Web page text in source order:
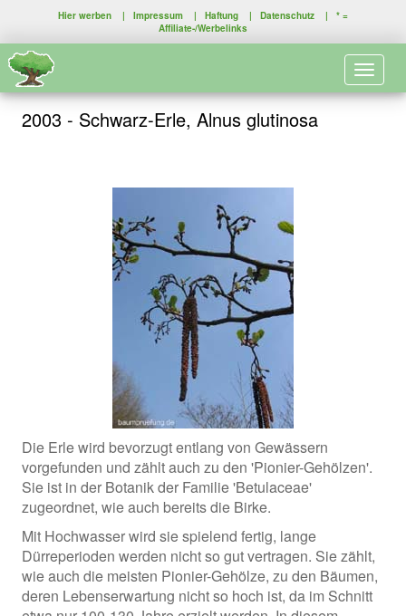
Hier werben | Impressum | Haftung | Datenschutz | * =
Affiliate-/Werbelinks
2003 - Schwarz-Erle, Alnus glutinosa
Die Erle wird bevorzugt entlang von Gewässern
vorgefunden und zählt auch zu den 'Pionier-Gehölzen'.
Sie ist in der Botanik der Familie 'Betulaceae'
zugeordnet, wie auch bereits die Birke.
Mit Hochwasser wird sie spielend fertig, lange
Dürreperioden werden nicht so gut vertragen. Sie zählt,
wie auch die meisten Pionier-Gehölze, zu den Bäumen,
deren Lebenserwartung nicht so hoch ist, da im Schnitt